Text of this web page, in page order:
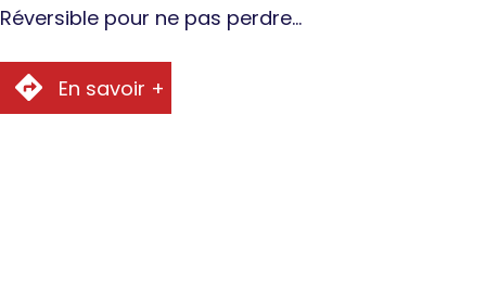
Réversible pour ne pas perdre…
En savoir +